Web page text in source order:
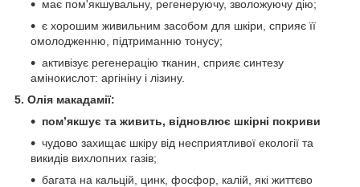
має пом'якшувальну, регенеруючу, зволожуючу дію;
є хорошим живильним засобом для шкіри, сприяє її
омолодженню, підтриманню тонусу;
активізує регенерацію тканин, сприяє синтезу
амінокислот: аргініну і лізину.
5. Олія макадамії:
пом’якшує та живить, відновлює шкірні покриви
чудово захищає шкіру від несприятливої екології та
викидів вихлопних газів;
багата на кальцій, цинк, фосфор, калій, які життєво